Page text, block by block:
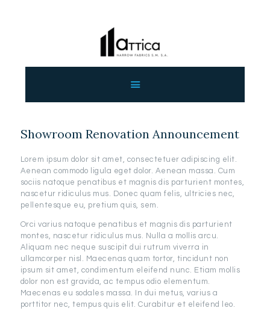
ΕΠΙΚΟΙΝΩΝΙΑ
ΕΛΛΗΝΙΚΆ
Showroom Renovation Announcement
Lorem ipsum dolor sit amet, consectetuer adipiscing elit.
Aenean commodo ligula eget dolor. Aenean massa. Cum
sociis natoque penatibus et magnis dis parturient montes,
nascetur ridiculus mus. Donec quam felis, ultricies nec,
pellentesque eu, pretium quis, sem.
Orci varius natoque penatibus et magnis dis parturient
montes, nascetur ridiculus mus. Nulla a mollis arcu.
Aliquam nec neque suscipit dui rutrum viverra in
ullamcorper nisl. Maecenas quam tortor, tincidunt non
ipsum sit amet, condimentum eleifend nunc. Etiam mollis
dolor non est gravida, ac tempus odio elementum.
Maecenas eu sodales massa. In dui metus, varius a
porttitor nec, tempus quis elit. Curabitur et eleifend leo.